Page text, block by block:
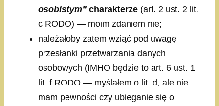
osobistym” charakterze (art. 2 ust. 2 lit.
c RODO) — moim zdaniem nie;
należałoby zatem wziąć pod uwagę
przesłanki przetwarzania danych
osobowych (IMHO będzie to art. 6 ust. 1
lit. f RODO — myślałem o lit. d, ale nie
mam pewności czy ubieganie się o